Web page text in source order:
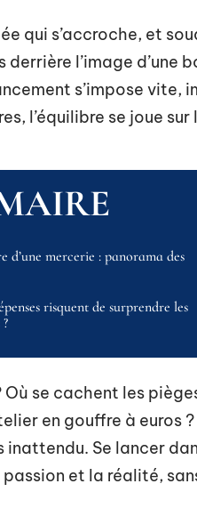
qui s’accroche, et
derrière l’image
s’impose vite,
l’équilibre se joue sur
d’une mercerie : panorama des
risquent de surprendre les
Où se cachent les
en gouffre à euros
Se lancer
et la réalité,